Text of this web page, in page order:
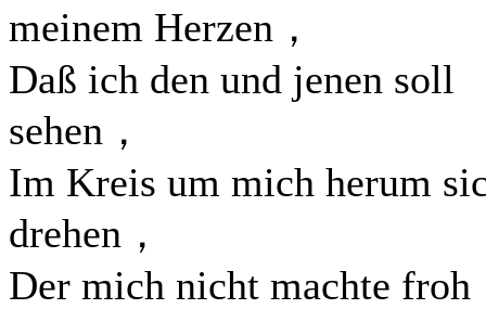
meinem Herzen，
Daß ich den und jenen soll
sehen，
Im Kreis um mich herum
drehen，
Der mich nicht machte froh